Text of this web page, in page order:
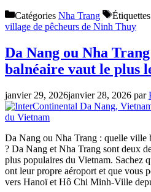
Catégories Nha Trang Étiquettes
village de pêcheurs de Ninh Thuy
Da Nang ou Nha
balnéaire vaut le plus
janvier 29, 2026janvier 28, 2026 par
Da Nang ou Nha Trang : quelle ville
? Da Nang et Nha Trang sont deux
plus populaires du Vietnam. Sachez
ont leur propre aéroport et que vous
vers Hanoï et Hô Chi Minh-Ville